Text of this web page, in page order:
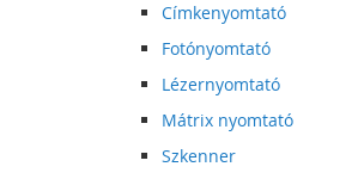
Címkenyomtató
Fotónyomtató
Lézernyomtató
Mátrix nyomtató
Szkenner